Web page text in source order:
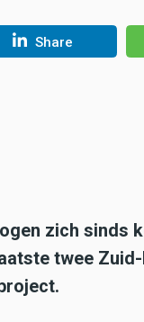
Share
zich sinds
twee